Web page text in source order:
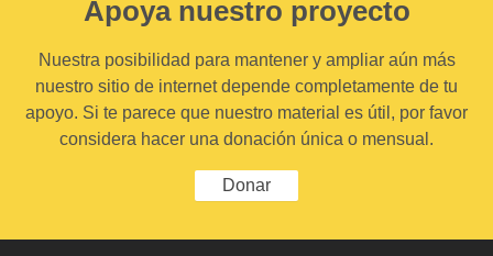
Apoya nuestro proyecto
Nuestra posibilidad para mantener y ampliar aún más
nuestro sitio de internet depende completamente de tu
apoyo. Si te parece que nuestro material es útil, por favor
considera hacer una donación única o mensual.
Donar